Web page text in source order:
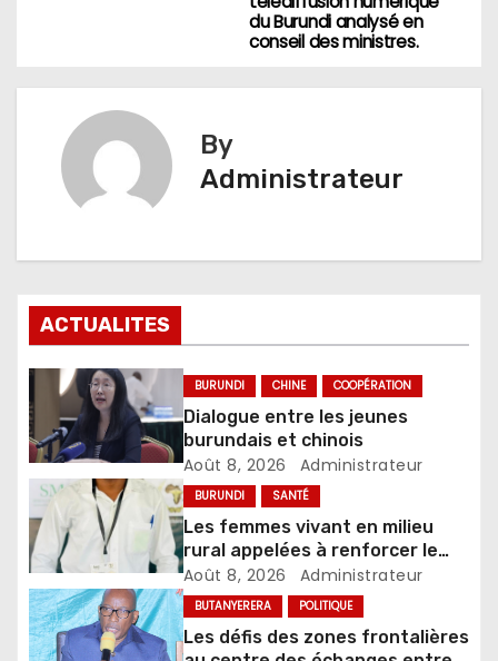
du Burundi analysé en
conseil des ministres.
By
Administrateur
ACTUALITES
BURUNDI CHINE COOPÉRATION
Dialogue entre les jeunes
burundais et chinois
Août 8, 2026 Administrateur
BURUNDI SANTÉ
Les femmes vivant en milieu
rural appelées à renforcer le
dépistage des infections
sexuellement transmissibles
Août 8, 2026 Administrateur
BUTANYERERA POLITIQUE
Les défis des zones frontalières